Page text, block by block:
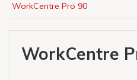
WorkCentre Pro 90
WorkCentre